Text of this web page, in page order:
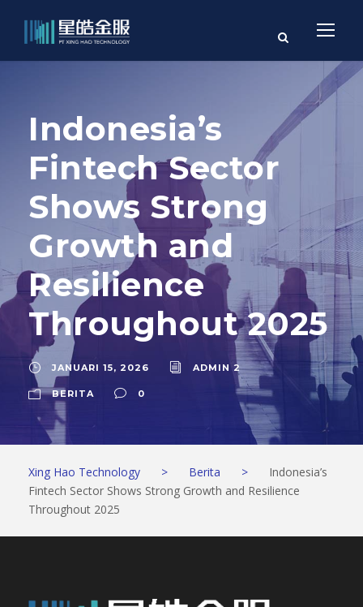
Indonesia’s
Fintech Sector
Shows Strong
Growth and
Resilience
Throughout 2025
JANUARI 15, 2026 ADMIN 2
BERITA 0
Xing Hao Technology > Berita >
Indonesia’s
Fintech Sector Shows Strong Growth and Resilience
Throughout 2025